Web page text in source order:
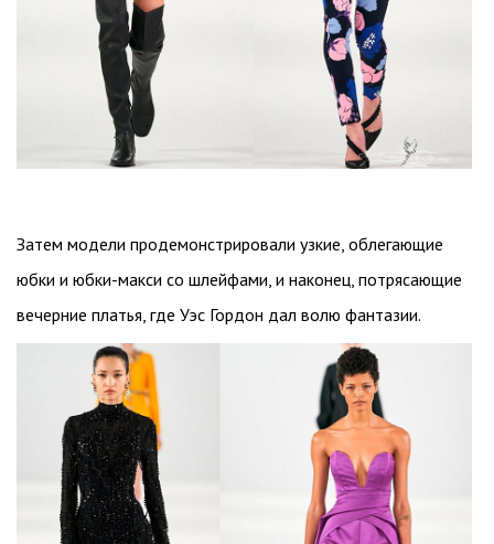
Затем модели продемонстрировали узкие, облегающие
юбки и юбки-макси со шлейфами, и наконец, потрясающие
вечерние платья, где Уэс Гордон дал волю фантазии.